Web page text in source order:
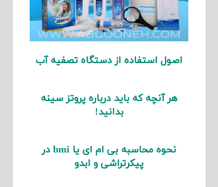
اصول استفاده از دستگاه تصفیه آب
هر آنچه که باید درباره پروتز سینه
بدانید!
نحوه محاسبه بی ام ای یا bmi در
پیکرتراشی و ابدو